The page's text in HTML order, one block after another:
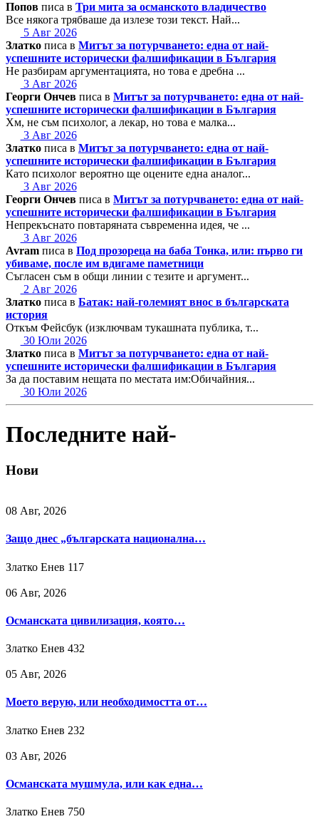
Попов писа в Три мита за османското владичество
Все някога трябваше да излезе този текст. Най...
5 Авг 2026
Златко писа в Митът за потурчването: една от най-
успешните исторически фалшификации в България
Не разбирам аргументацията, но това е дребна ...
3 Авг 2026
Георги Ончев писа в Митът за потурчването: една от най-
успешните исторически фалшификации в България
Хм, не съм психолог, а лекар, но това е малка...
3 Авг 2026
Златко писа в Митът за потурчването: една от най-
успешните исторически фалшификации в България
Като психолог вероятно ще оцените една аналог...
3 Авг 2026
Георги Ончев писа в Митът за потурчването: една от най-
успешните исторически фалшификации в България
Непрекъснато повтаряната съвременна идея, че ...
3 Авг 2026
Avram писа в Под прозореца на баба Тонка, или: първо ги
убиваме, после им вдигаме паметници
Съгласен съм в общи линии с тезите и аргумент...
2 Авг 2026
Златко писа в Батак: най-големият внос в българската
история
Откъм Фейсбук (изключвам тукашната публика, т...
30 Юли 2026
Златко писа в Митът за потурчването: една от най-
успешните исторически фалшификации в България
За да поставим нещата по местата им:Обичайния...
30 Юли 2026
Последните най-
Нови
08 Авг, 2026
Защо днес „българската национална…
Златко Енев 117
06 Авг, 2026
Османската цивилизация, която…
Златко Енев 432
05 Авг, 2026
Моето верую, или необходимостта от…
Златко Енев 232
03 Авг, 2026
Османската мушмула, или как една…
Златко Енев 750